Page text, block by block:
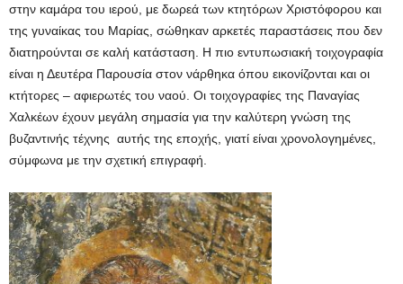
στην καμάρα του ιερού, με δωρεά των κτητόρων Χριστόφορου και
της γυναίκας του Μαρίας, σώθηκαν αρκετές παραστάσεις που δεν
διατηρούνται σε καλή κατάσταση. Η πιο εντυπωσιακή τοιχογραφία
είναι η Δευτέρα Παρουσία στον νάρθηκα όπου εικονίζονται και οι
κτήτορες – αφιερωτές του ναού. Οι τοιχογραφίες της Παναγίας
Χαλκέων έχουν μεγάλη σημασία για την καλύτερη γνώση της
βυζαντινής τέχνης αυτής της εποχής, γιατί είναι χρονολογημένες,
σύμφωνα με την σχετική επιγραφή.